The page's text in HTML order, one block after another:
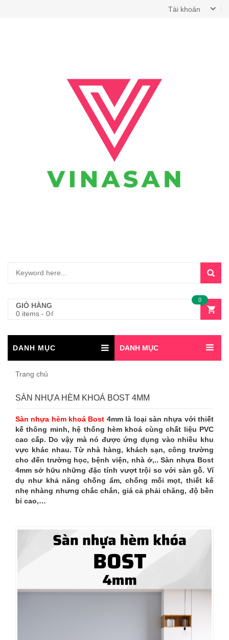
Tài khoản
GIỎ HÀNG
0 items - 0₫
0
DANH MỤC DANH MỤC
Trang chủ
SÀN NHỰA HÈM KHOÁ BOST 4MM
Sàn nhựa hèm khoá Bost 4mm là loại sàn nhựa với thiết
kế thông minh, hệ thống hèm khoá cùng chất liệu PVC
cao cấp. Do vậy mà nó được ứng dụng vào nhiều khu
vực khác nhau. Từ nhà hàng, khách sạn, công trường
cho đến trường học, bệnh viện, nhà ở,.. Sàn nhựa Bost
4mm sở hữu những đặc tính vượt trội so với sàn gỗ. Ví
dụ như khả năng chống ẩm, chống mối mọt, thiết kế
nhẹ nhàng nhưng chắc chắn, giá cả phải chăng, độ bền
bỉ cao,…